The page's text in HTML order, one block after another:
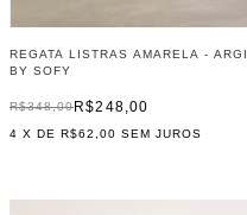
REGATA LISTRAS AMARELA - ARGI
BY SOFY
R$248,00
R$348,00
4 X DER$62,00 SEM JUROS